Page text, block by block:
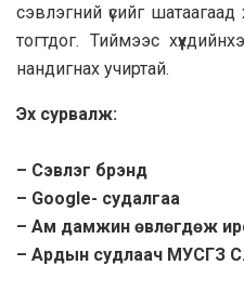
сэвлэгний үсийг шатаагаад
тогтдог. Тиймээс
нандигнах учиртай.
Эх сурвалж:
– Сэвлэг брэнд
– Google- судалгаа
– Ам дамжин өвлөгдөж
– Ардын судлаач МУСГЗ